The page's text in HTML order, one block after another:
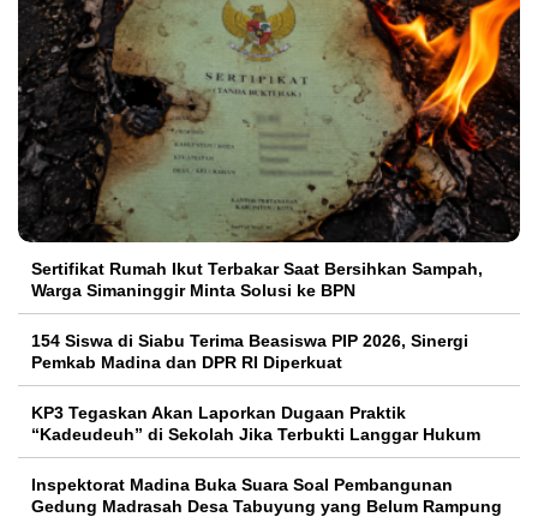
Sertifikat Rumah Ikut Terbakar Saat Bersihkan Sampah,
Warga Simaninggir Minta Solusi ke BPN
154 Siswa di Siabu Terima Beasiswa PIP 2026, Sinergi
Pemkab Madina dan DPR RI Diperkuat
KP3 Tegaskan Akan Laporkan Dugaan Praktik
“Kadeudeuh” di Sekolah Jika Terbukti Langgar Hukum
Inspektorat Madina Buka Suara Soal Pembangunan
Gedung Madrasah Desa Tabuyung yang Belum Rampung